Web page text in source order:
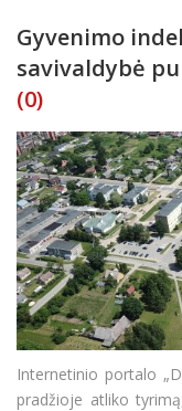
Gyvenimo
savivaldybė
(0)
Internetinio portalo
pradžioje atliko